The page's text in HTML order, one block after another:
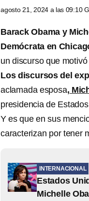
agosto 21, 2024 a las 09:10
Barack Obama y
Demócrata en
un discurso que
Los discursos del
aclamada esposa,
presidencia de
Y es que en sus
caracterizan por tener
INTERNACIONAL
Estados
Michelle